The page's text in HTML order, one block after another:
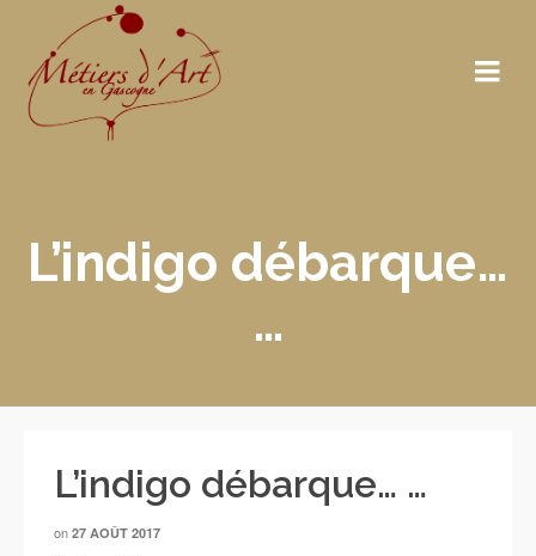
L’indigo débarque…
…
L’indigo débarque… …
on 27 AOÛT 2017